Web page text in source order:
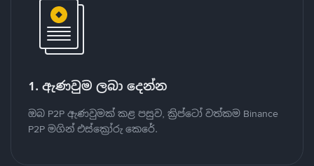
1. ඇණවුම ලබා දෙන්න
ඔබ P2P ඇණවුමක් කළ පසුව, ක්‍රිප්ටෝ වත්කම Binance
P2P මගින් එස්ක්‍රෝරු කෙරේ.